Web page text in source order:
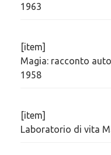
1963
[item]
Magia: racconto
1958
[item]
Laboratorio di vita